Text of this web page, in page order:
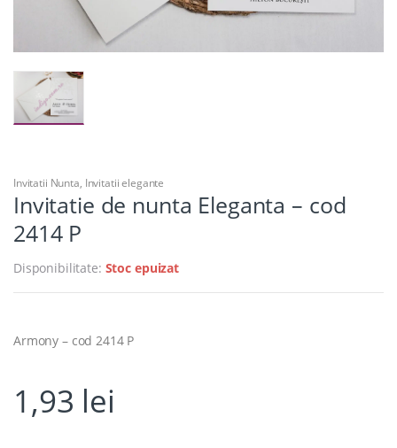
Invitatii Nunta, Invitatii elegante
Invitatie de nunta Eleganta – cod
2414 P
Disponibilitate: Stoc epuizat
Armony – cod 2414 P
1,93 lei